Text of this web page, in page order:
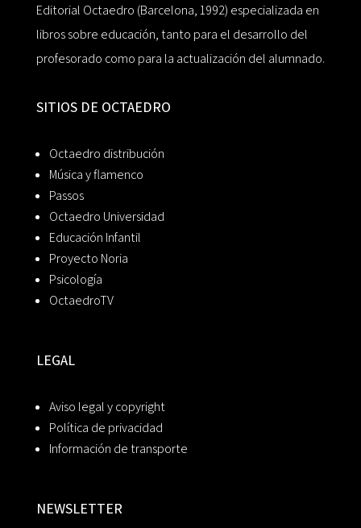
Editorial Octaedro (Barcelona, 1992) especializada en
libros sobre educación, tanto para el desarrollo del
profesorado como para la actualización del alumnado.
SITIOS DE OCTAEDRO
Octaedro distribución
Música y flamenco
Passos
Octaedro Universidad
Educación Infantil
Proyecto Noria
Psicología
OctaedroTV
LEGAL
Aviso legal y copyright
Política de privacidad
Información de transporte
NEWSLETTER